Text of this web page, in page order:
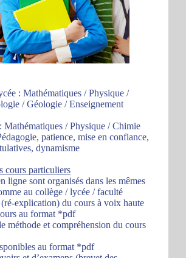
: Mathématiques / Physique /
/ Géologie / Enseignement
Mathématiques / Physique / Chimie
patience, mise en confiance,
dynamisme
cours particuliers
ligne sont organisés dans les mêmes
au collège / lycée / faculté
explication) du cours à voix haute
au format *pdf
méthode et compréhension du cours
au format *pdf